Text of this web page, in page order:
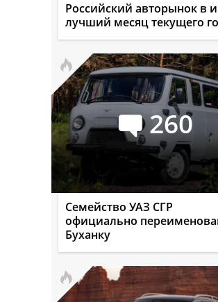
Российский авторынок в
лучший месяц текущего
260
Семейство УАЗ СГР
официально
Буханку